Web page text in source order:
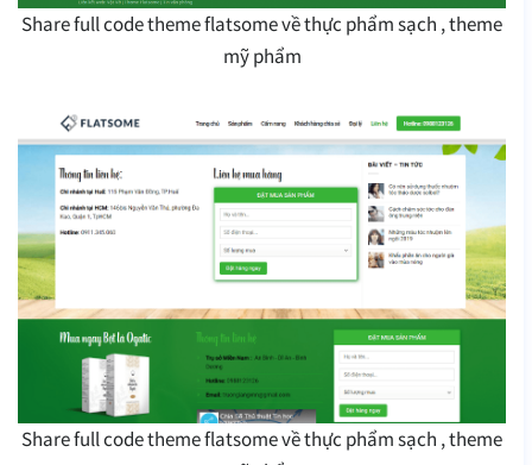
Share full code theme flatsome về thực phẩm sạch , theme
mỹ phẩm
Share full code theme flatsome về thực phẩm sạch , theme